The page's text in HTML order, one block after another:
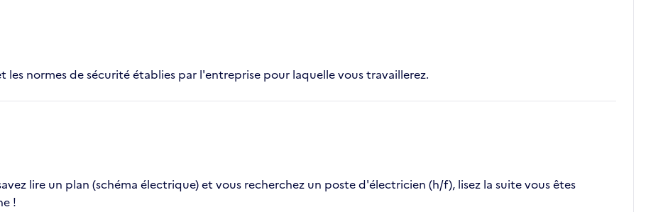
les normes de sécurité établies par l'entreprise pour laquelle vous travaillerez.
lire un plan (schéma électrique) et vous recherchez un poste d'électricien (h/f), lisez la suite vous êtes
!